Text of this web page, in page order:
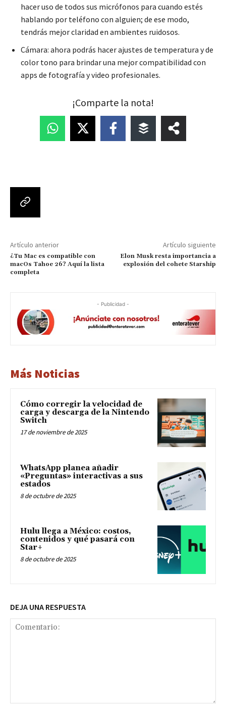
hacer uso de todos sus micrófonos para cuando estés
hablando por teléfono con alguien; de ese modo,
tendrás mejor claridad en ambientes ruidosos.
Cámara: ahora podrás hacer ajustes de temperatura y de
color tono para brindar una mejor compatibilidad con
apps de fotografía y video profesionales.
¡Comparte la nota!
Artículo anterior
¿Tu Mac es compatible con
macOs Tahoe 26? Aquí la lista
completa
Artículo siguiente
Elon Musk resta importancia a
explosión del cohete Starship
- Publicidad -
Más Noticias
Cómo corregir la velocidad de
carga y descarga de la Nintendo
Switch
17 de noviembre de 2025
WhatsApp planea añadir
«Preguntas» interactivas a sus
estados
8 de octubre de 2025
Hulu llega a México: costos,
contenidos y qué pasará con
Star+
8 de octubre de 2025
DEJA UNA RESPUESTA